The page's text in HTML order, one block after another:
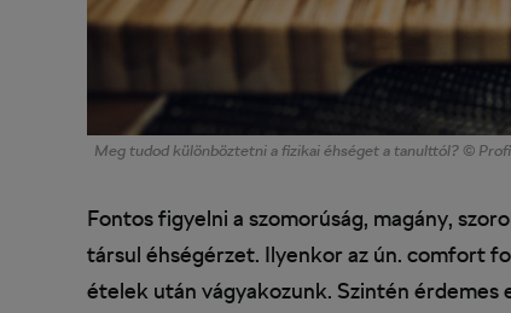
Meg tudod különböztetni a fizikai éhséget a tanulttól? ©
Fontos figyelni a szomorúság, magány,
társul éhségérzet. Ilyenkor az ún. comfort
ételek után vágyakozunk. Szintén